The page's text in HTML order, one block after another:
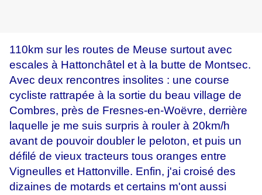
110km sur les routes de Meuse surtout avec
escales à Hattonchâtel et à la butte de Montsec.
Avec deux rencontres insolites : une course
cycliste rattrapée à la sortie du beau village de
Combres, près de Fresnes-en-Woëvre, derrière
laquelle je me suis surpris à rouler à 20km/h
avant de pouvoir doubler le peloton, et puis un
défilé de vieux tracteurs tous oranges entre
Vigneulles et Hattonville. Enfin, j'ai croisé des
dizaines de motards et certains m'ont aussi